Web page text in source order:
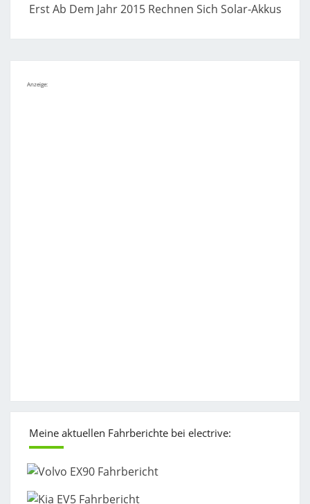
Erst Ab Dem Jahr 2015 Rechnen Sich Solar-Akkus
Anzeige:
Meine aktuellen Fahrberichte bei electrive: